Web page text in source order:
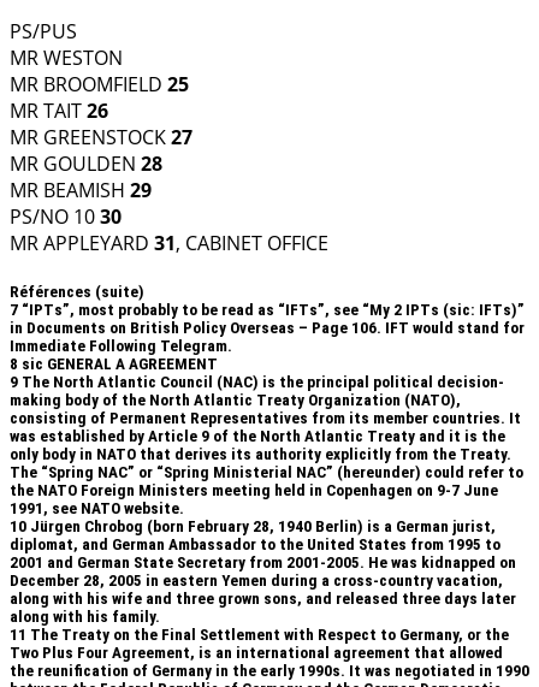
PS/PUS
MR WESTON
MR BROOMFIELD 25
MR TAIT26
MR GREENSTOCK27
MR GOULDEN 28
MR BEAMISH 29
PS/NO 1030
MR APPLEYARD 31, CABINET OFFICE
Références (suite)
7 “IPTs”, most probably to be read as “IFTs”, see “My 2 IPTs (sic: IFTs)”
in Documents on British Policy Overseas – Page 106. IFT would stand for
Immediate Following Telegram.
8 sic GENERAL A AGREEMENT
9 The North Atlantic Council (NAC) is the principal political decision-
making body of the North Atlantic Treaty Organization (NATO),
consisting of Permanent Representatives from its member countries. It
was established by Article 9 of the North Atlantic Treaty and it is the
only body in NATO that derives its authority explicitly from the Treaty.
The “Spring NAC” or “Spring Ministerial NAC” (hereunder) could refer to
the NATO Foreign Ministers meeting held in Copenhagen on 9-7 June
1991, see NATO website.
10 Jürgen Chrobog (born February 28, 1940 Berlin) is a German jurist,
diplomat, and German Ambassador to the United States from 1995 to
2001 and German State Secretary from 2001-2005. He was kidnapped on
December 28, 2005 in eastern Yemen during a cross-country vacation,
along with his wife and three grown sons, and released three days later
along with his family.
11 The Treaty on the Final Settlement with Respect to Germany, or the
Two Plus Four Agreement, is an international agreement that allowed
the reunification of Germany in the early 1990s. It was negotiated in 1990